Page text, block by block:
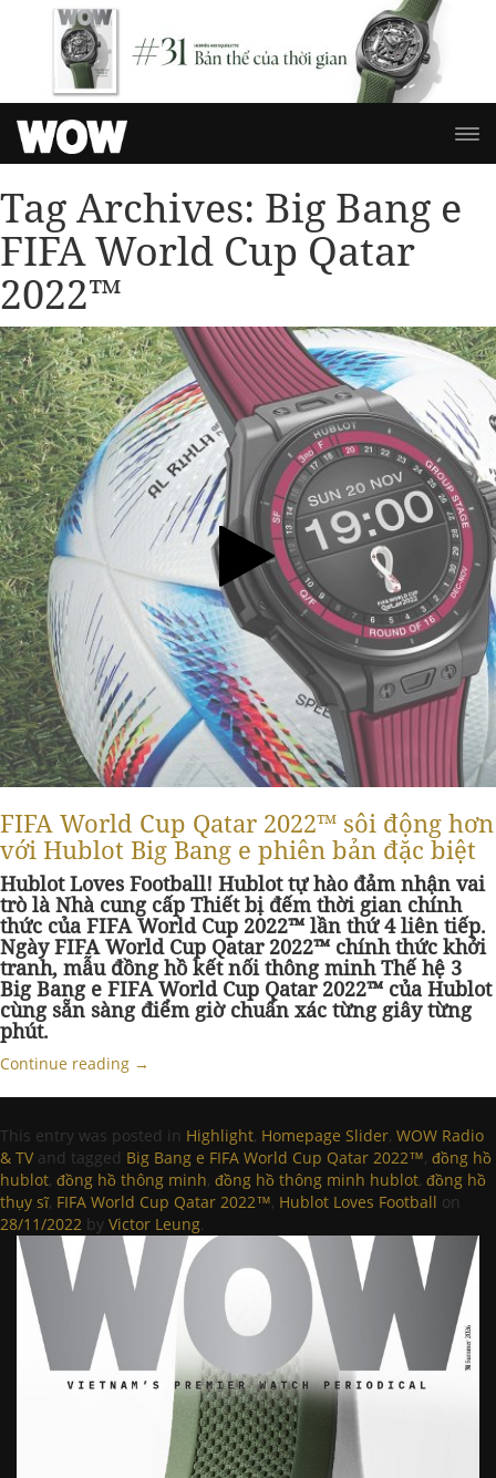
Tag Archives: Big Bang e
FIFA World Cup Qatar
2022™
FIFA World Cup Qatar 2022™ sôi động hơn
với Hublot Big Bang e phiên bản đặc biệt
Hublot Loves Football! Hublot tự hào đảm nhận vai
trò là Nhà cung cấp Thiết bị đếm thời gian chính
thức của FIFA World Cup 2022™ lần thứ 4 liên tiếp.
Ngày FIFA World Cup Qatar 2022™ chính thức khởi
tranh, mẫu đồng hồ kết nối thông minh Thế hệ 3
Big Bang e FIFA World Cup Qatar 2022™ của Hublot
cùng sẵn sàng điểm giờ chuẩn xác từng giây từng
phút.
Continue reading →
This entry was posted in Highlight, Homepage Slider, WOW Radio
& TV and tagged Big Bang e FIFA World Cup Qatar 2022™, đồng hồ
hublot, đồng hồ thông minh, đồng hồ thông minh hublot, đồng hồ
thụy sĩ, FIFA World Cup Qatar 2022™, Hublot Loves Football on
28/11/2022 by Victor Leung.